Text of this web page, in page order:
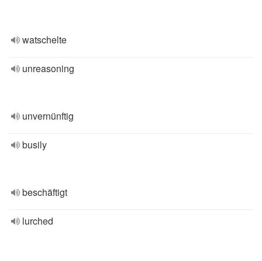
watschelte
unreasoning
unvernünftig
busily
beschäftigt
lurched